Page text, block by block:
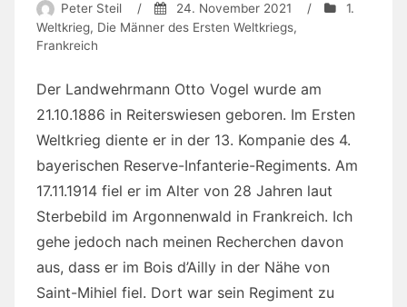
Peter Steil / 24. November 2021 /
1.
Weltkrieg, Die Männer des Ersten Weltkriegs,
Frankreich
Der Landwehrmann Otto Vogel wurde am
21.10.1886 in Reiterswiesen geboren. Im Ersten
Weltkrieg diente er in der 13. Kompanie des 4.
bayerischen Reserve-Infanterie-Regiments. Am
17.11.1914 fiel er im Alter von 28 Jahren laut
Sterbebild im Argonnenwald in Frankreich. Ich
gehe jedoch nach meinen Recherchen davon
aus, dass er im Bois d’Ailly in der Nähe von
Saint-Mihiel fiel. Dort war sein Regiment zu